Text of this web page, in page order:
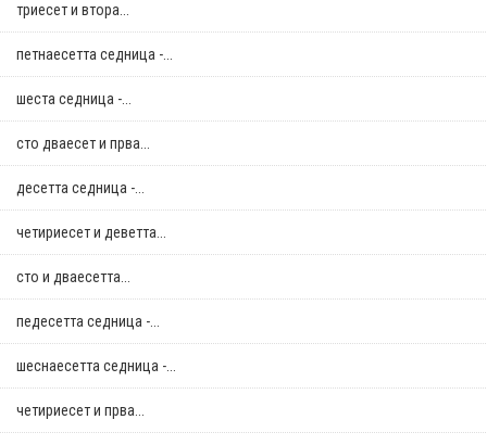
триесет и втора...
петнаесетта седница -...
шеста седница -...
сто дваесет и прва...
десетта седница -...
четириесет и деветта...
сто и дваесетта...
педесетта седница -...
шеснаесетта седница -...
четириесет и прва...